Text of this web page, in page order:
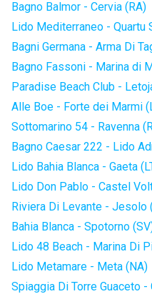
Bagno Balmor - Cervia (RA)
Lido Mediterraneo - Quartu
Bagni Germana - Arma Di
Bagno Fassoni - Marina di
Paradise Beach Club -
Alle Boe - Forte dei Marmi
Sottomarino 54 - Ravenna
Bagno Caesar 222 - Lido
Lido Bahia Blanca - Gaeta
Lido Don Pablo - Castel
Riviera Di Levante - Jesolo
Bahia Blanca - Spotorno
Lido 48 Beach - Marina Di
Lido Metamare - Meta (NA)
Spiaggia Di Torre Guaceto -